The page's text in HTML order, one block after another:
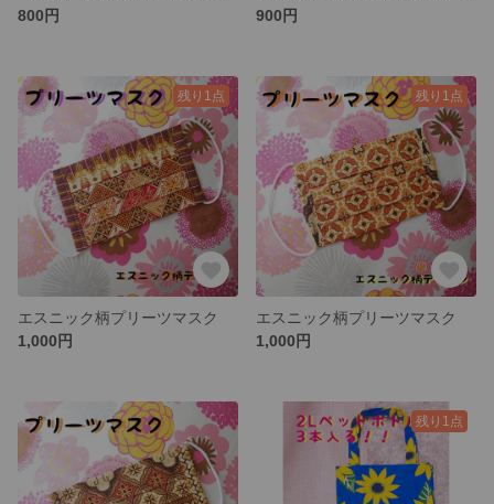
800円
900円
残り1点
エスニック柄プリーツマスク
1,000円
残り1点
エスニック柄プリーツマスク
1,000円
残り1点